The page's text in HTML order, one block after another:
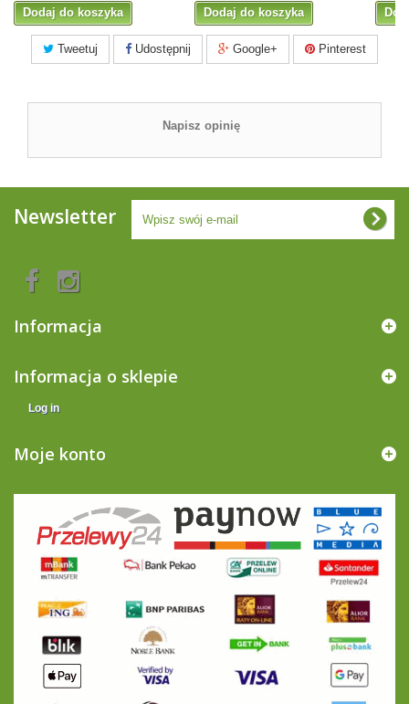
Dodaj do koszyka Dodaj do koszyka
Tweetuj Udostępnij Google+ Pinterest
Napisz opinię
Newsletter
Informacja
Informacja o sklepie
Log in
Moje konto